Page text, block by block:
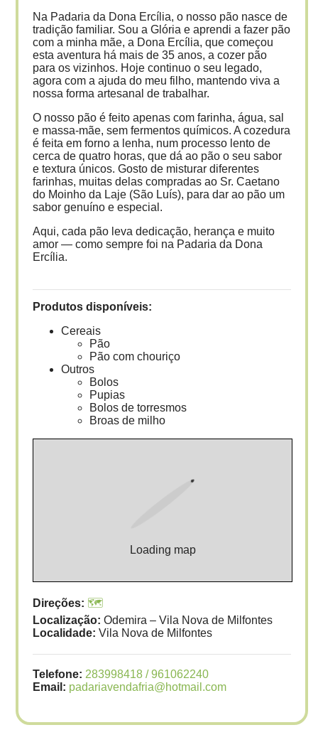
Na Padaria da Dona Ercília, o nosso pão nasce de
tradição familiar. Sou a Glória e aprendi a fazer pão
com a minha mãe, a Dona Ercília, que começou
esta aventura há mais de 35 anos, a cozer pão
para os vizinhos. Hoje continuo o seu legado,
agora com a ajuda do meu filho, mantendo viva a
nossa forma artesanal de trabalhar.
O nosso pão é feito apenas com farinha, água, sal
e massa-mãe, sem fermentos químicos. A cozedura
é feita em forno a lenha, num processo lento de
cerca de quatro horas, que dá ao pão o seu sabor
e textura únicos. Gosto de misturar diferentes
farinhas, muitas delas compradas ao Sr. Caetano
do Moinho da Laje (São Luís), para dar ao pão um
sabor genuíno e especial.
Aqui, cada pão leva dedicação, herança e muito
amor — como sempre foi na Padaria da Dona
Ercília.
Produtos disponíveis:
Cereais
Pão
Pão com chouriço
Outros
Bolos
Pupias
Bolos de torresmos
Broas de milho
Loading map
Direções: 🗺️
Localização: Odemira – Vila Nova de Milfontes
Localidade: Vila Nova de Milfontes
Telefone: 283998418 / 961062240
Email: padariavendafria@hotmail.com